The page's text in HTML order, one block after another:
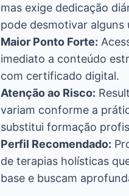
mas exige dedicação
pode desmotivar alguns
Maior Ponto Forte:
imediato a conteúdo
com certificado digital.
Atenção ao Risco:
variam conforme a
substitui formação
Perfil Recomendado:
de terapias holísticas
base e buscam